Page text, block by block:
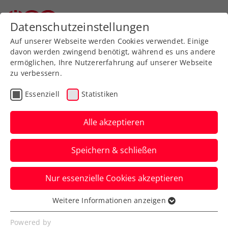
Zurück zur Newsübersicht
Start nach Maß: Rodionov
bringt Österreich im
Davis Cup gegen Pakistan
in Führung
Die Nummer eins der ÖTV-Mannschaft
lässt Muhammad Shoaib beim
Eröffnungseinzel in Tulln keine Chance.
Verfasst von: Manuel Wachta, 16.09.2022
Datenschutzeinstellungen
Auf unserer Webseite werden Cookies verwendet. Einige
davon werden zwingend benötigt, während es uns andere
ermöglichen, Ihre Nutzererfahrung auf unserer Webseite
zu verbessern.
Essenziell Statistiken
Alle akzeptieren
Speichern & schließen
Nur essenzielle Cookies akzeptieren
Essenziell
Essenzielle Cookies werden für grundlegende
Weitere Informationen anzeigen
Powered by